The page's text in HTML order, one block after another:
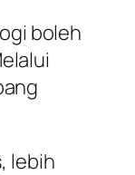
boleh
lebih